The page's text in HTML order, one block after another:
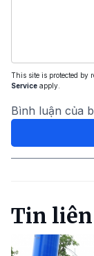
This site is protected by
Service apply.
Bình luận của
Tin